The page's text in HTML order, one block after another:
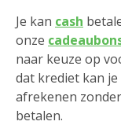
Je kan cash
onze
naar keuze op
dat krediet kan
afrekenen
betalen. ​